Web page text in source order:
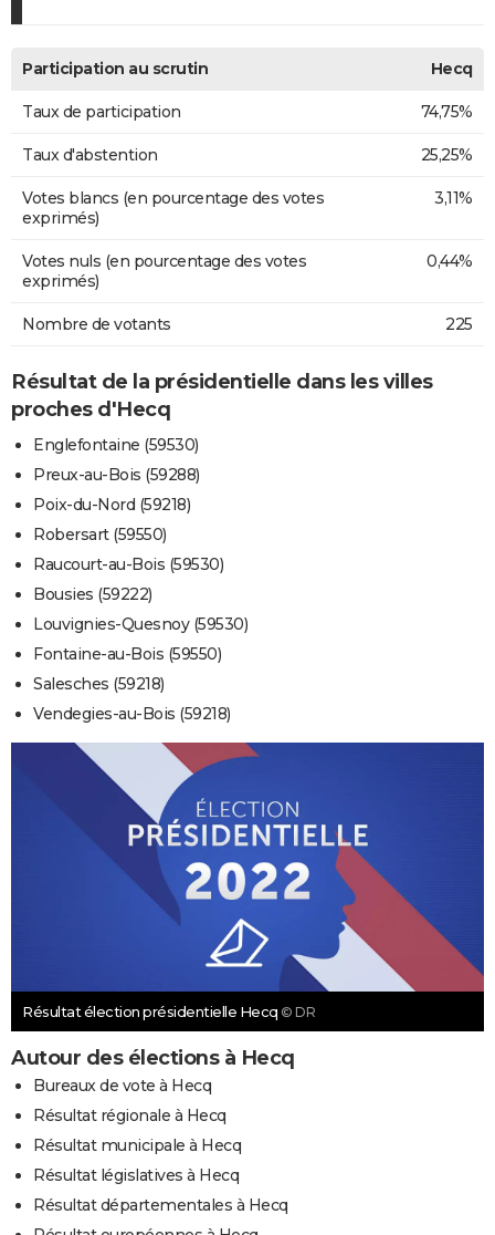
Participation au scrutin Hecq
Taux de participation 74,75%
Taux d'abstention 25,25%
Votes blancs (en pourcentage des votes
exprimés)
3,11%
Votes nuls (en pourcentage des votes
exprimés)
0,44%
Nombre de votants 225
Résultat de la présidentielle dans les villes
proches d'Hecq
Englefontaine (59530)
Preux-au-Bois (59288)
Poix-du-Nord (59218)
Robersart (59550)
Raucourt-au-Bois (59530)
Bousies (59222)
Louvignies-Quesnoy (59530)
Fontaine-au-Bois (59550)
Salesches (59218)
Vendegies-au-Bois (59218)
Résultat élection présidentielle Hecq © DR
Autour des élections à Hecq
Bureaux de vote à Hecq
Résultat régionale à Hecq
Résultat municipale à Hecq
Résultat législatives à Hecq
Résultat départementales à Hecq